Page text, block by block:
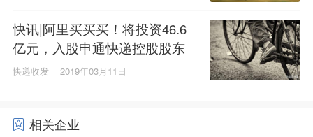
快讯|阿里买买买！将投资46.6
亿元，入股申通快递控股股东
公司
快递收发 2019年03月11日
相关企业